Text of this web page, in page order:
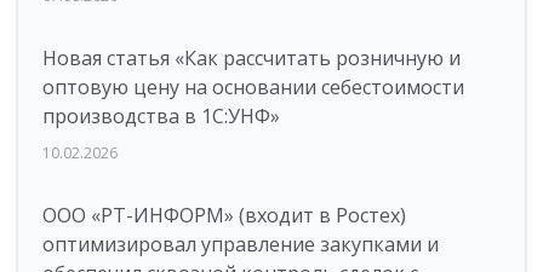
Новая статья «Как рассчитать розничную и
оптовую цену на основании себестоимости
производства в 1С:УНФ»
10.02.2026
ООО «РТ-ИНФОРМ» (входит в Ростех)
оптимизировал управление закупками и